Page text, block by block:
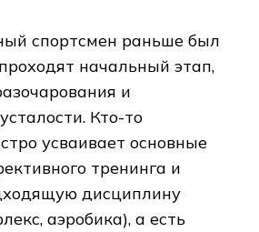
спортсмен раньше был
начальный этап,
и
Кто-то
усваивает основные
тренинга и
дисциплину
аэробика), а есть